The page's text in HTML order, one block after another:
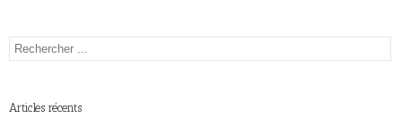
Articles récents